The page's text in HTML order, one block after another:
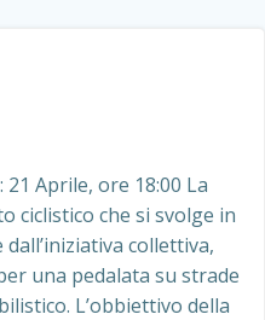
Aprile, ore 18:00 La
ciclistico che si svolge in
collettiva,
una pedalata su strade
L’obbiettivo della